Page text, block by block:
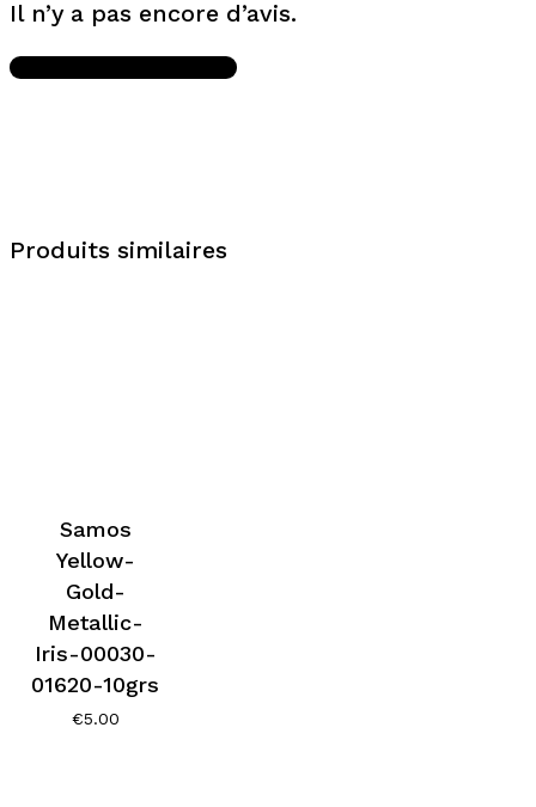
Il n’y a pas encore d’avis.
Produits similaires
Samos
Yellow-
Gold-
Metallic-
Iris-00030-
01620-10grs
€5.00